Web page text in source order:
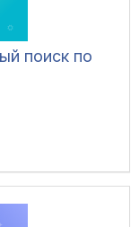
поиск по